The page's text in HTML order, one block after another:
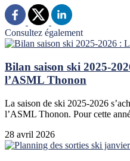
Consultez également
Bilan saison ski 2025-
l’ASML Thonon
La saison de ski 2025-2026
l’ASML Thonon. Pour cette
28 avril 2026